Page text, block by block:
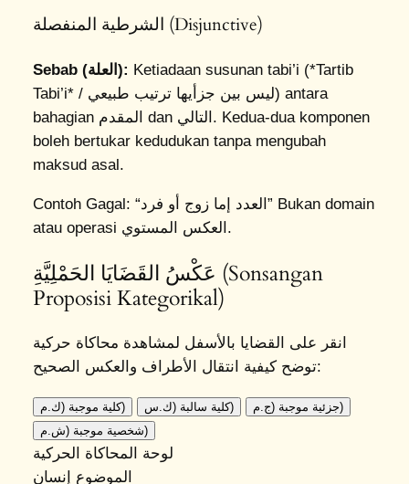
الشرطية المنفصلة (Disjunctive)
Sebab (العلة): Ketiadaan susunan tabi’i (*Tartib
Tabi’i* / ليس بين جزأيها ترتيب طبيعي) antara
bahagian المقدم dan التالي. Kedua-dua komponen
boleh bertukar kedudukan tanpa mengubah
maksud asal.
Contoh Gagal: “العدد إما زوج أو فرد” Bukan domain
atau operasi العكس المستوي.
عَكْسُ القَضَايَا الحَمْلِيَّةِ (Sonsangan
Proposisi Kategorikal)
انقر على القضايا بالأسفل لمشاهدة محاكاة حركية
توضح كيفية انتقال الأطراف والعكس الصحيح:
كلية موجبة (ك.م) كلية سالبة (ك.س)
جزئية موجبة (ج.م)
شخصية موجبة (ش.م)
لوحة المحاكاة الحركية
الموضوع
إنسان